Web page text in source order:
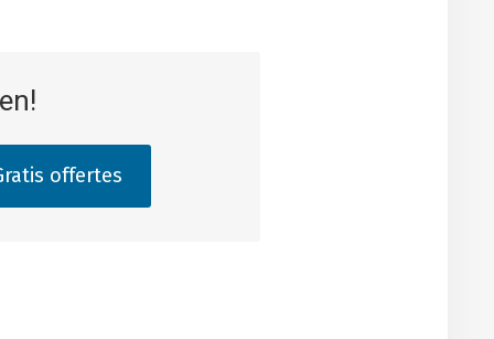
offertes